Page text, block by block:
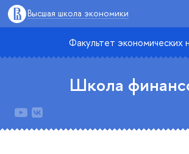
Высшая школа экономики
Факультет экономических
Школа